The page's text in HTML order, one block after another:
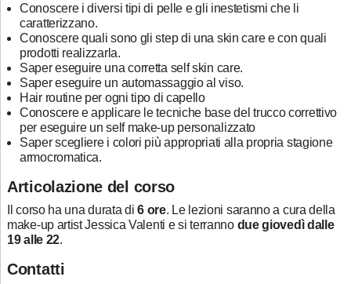
Conoscere i diversi tipi di pelle e gli inestetismi che li
caratterizzano.
Conoscere quali sono gli step di una skin care e con quali
prodotti realizzarla.
Saper eseguire una corretta self skin care.
Saper eseguire un automassaggio al viso.
Hair routine per ogni tipo di capello
Conoscere e applicare le tecniche base del trucco correttivo
per eseguire un self make-up personalizzato
Saper scegliere i colori più appropriati alla propria stagione
armocromatica.
Articolazione del corso
Il corso ha una durata di6 ore. Le lezioni saranno a cura della
make-up artist Jessica Valenti e si terranno due giovedì dalle
19 alle 22.
Contatti